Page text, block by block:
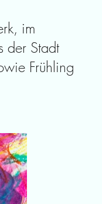
im
der Stadt
Frühling